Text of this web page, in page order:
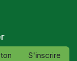
S'inscrire